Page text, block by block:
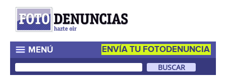
ENVÍA TU FOTODENUNCIA
MENÚ